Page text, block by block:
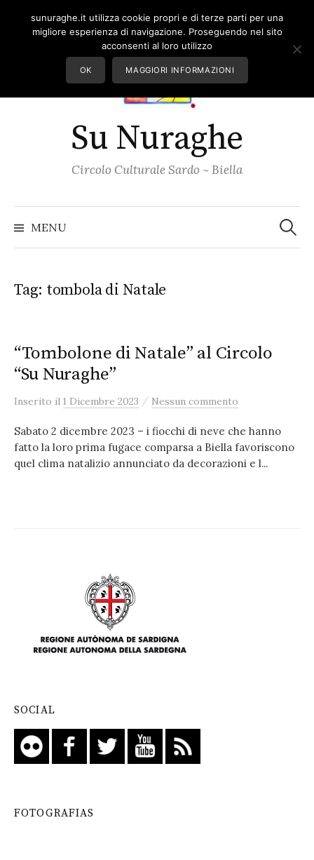
Su Nuraghe
Circolo Culturale Sardo ~ Biella
MENU per:
Tag: tombola di Natale
“Tombolone di Natale” al Circolo
“Su Nuraghe”
Inserito il 1 Dicembre 2023 / Nessun commento
Sabato 2 dicembre 2023 – i fiocchi di neve che hanno
fatto la loro prima fugace comparsa a Biella favoriscono
quel clima natalizio annunciato da decorazioni e l...
SOCIAL
FOTOGRAFIAS
sunuraghe.it utilizza cookie propri e di terze parti per una
migliore esperienza di navigazione. Proseguendo nel sito
acconsenti al loro utilizzo
OK MAGGIORI INFORMAZIONI